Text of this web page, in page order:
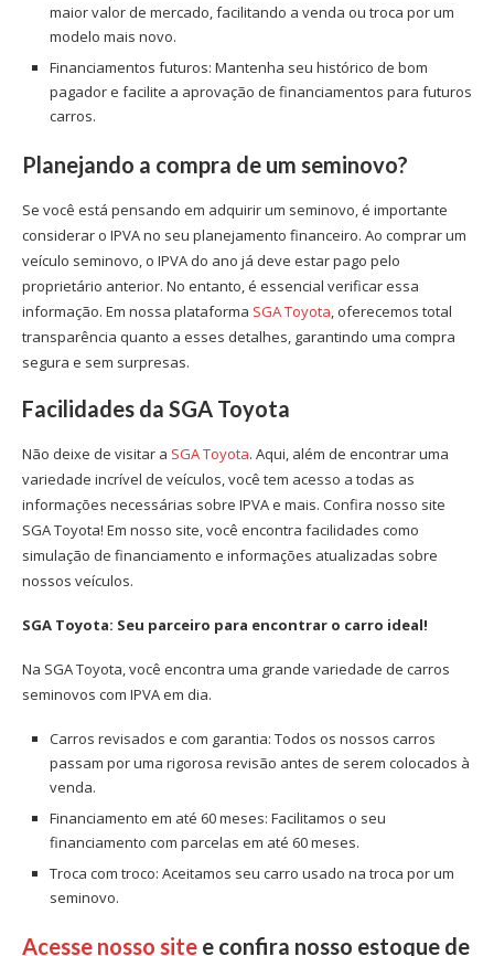
maior valor de mercado, facilitando a venda ou troca por um
modelo mais novo.
Financiamentos futuros: Mantenha seu histórico de bom
pagador e facilite a aprovação de financiamentos para futuros
carros.
Planejando a compra de um seminovo?
Se você está pensando em adquirir um seminovo, é importante
considerar o IPVA no seu planejamento financeiro. Ao comprar um
veículo seminovo, o IPVA do ano já deve estar pago pelo
proprietário anterior. No entanto, é essencial verificar essa
informação. Em nossa plataforma SGA Toyota, oferecemos total
transparência quanto a esses detalhes, garantindo uma compra
segura e sem surpresas.
Facilidades da SGA Toyota
Não deixe de visitar a SGA Toyota. Aqui, além de encontrar uma
variedade incrível de veículos, você tem acesso a todas as
informações necessárias sobre IPVA e mais. Confira nosso site
SGA Toyota! Em nosso site, você encontra facilidades como
simulação de financiamento e informações atualizadas sobre
nossos veículos.
SGA Toyota: Seu parceiro para encontrar o carro ideal!
Na SGA Toyota, você encontra uma grande variedade de carros
seminovos com IPVA em dia.
Carros revisados e com garantia: Todos os nossos carros
passam por uma rigorosa revisão antes de serem colocados à
venda.
Financiamento em até 60 meses: Facilitamos o seu
financiamento com parcelas em até 60 meses.
Troca com troco: Aceitamos seu carro usado na troca por um
seminovo.
Acesse nosso site e confira nosso estoque de